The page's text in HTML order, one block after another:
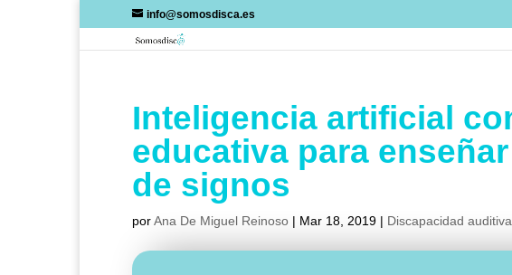
info@somosdisca.es
Inteligencia artificial
educativa para
de signos
porAna De Miguel Reinoso | Mar 18, 2019 | Discapacidad auditiva